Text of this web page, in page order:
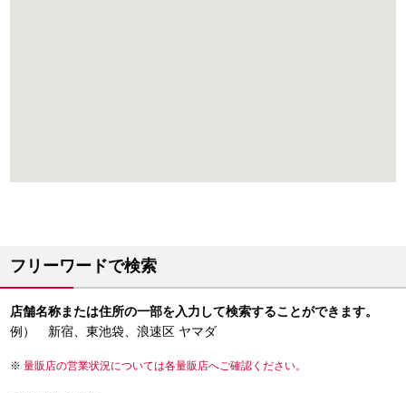
フリーワードで検索
店舗名称または住所の一部を入力して検索することができます。
例） 新宿、東池袋、浪速区 ヤマダ
量販店の営業状況については各量販店へご確認ください。